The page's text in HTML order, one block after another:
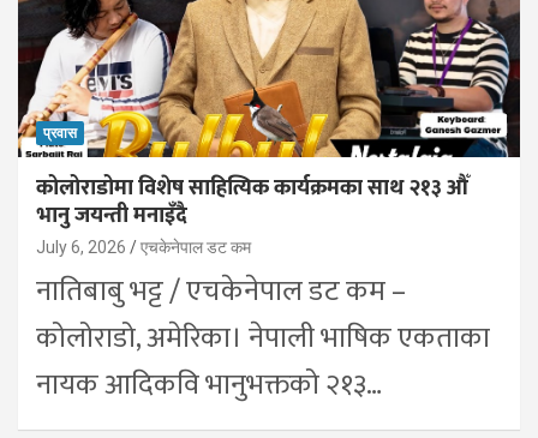
प्रवास
कोलोराडोमा विशेष साहित्यिक कार्यक्रमका साथ २१३ औँ
भानु जयन्ती मनाइँदै
July 6, 2026 एचकेनेपाल डट कम
नातिबाबु भट्ट / एचकेनेपाल डट कम –
कोलोराडो, अमेरिका। नेपाली भाषिक एकताका
नायक आदिकवि भानुभक्तको २१३…